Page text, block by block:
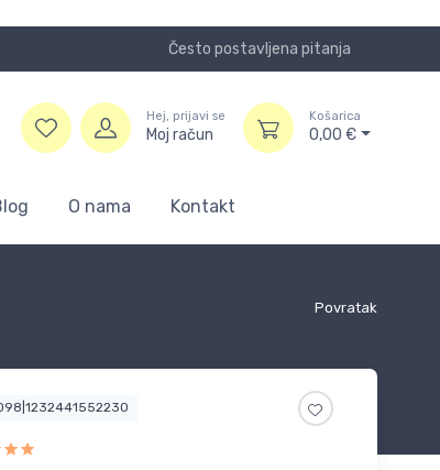
Često postavljena pitanja
Hej, prijavi se
Moj račun
Košarica
0,00 €
O nama Kontakt
Povratak